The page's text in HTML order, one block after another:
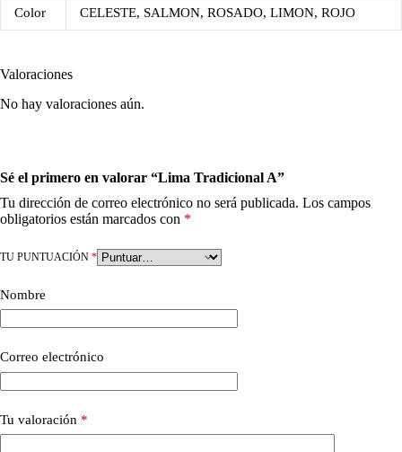
Color CELESTE, SALMON, ROSADO, LIMON, ROJO
Valoraciones
No hay valoraciones aún.
Sé el primero en valorar “Lima Tradicional A”
Tu dirección de correo electrónico no será publicada. Los campos
obligatorios están marcados con *
TU PUNTUACIÓN *
Nombre
Correo electrónico
Tu valoración *